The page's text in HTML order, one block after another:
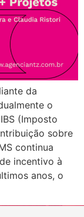
da
o
(Imposto
sobre
continua
incentivo à
anos, o